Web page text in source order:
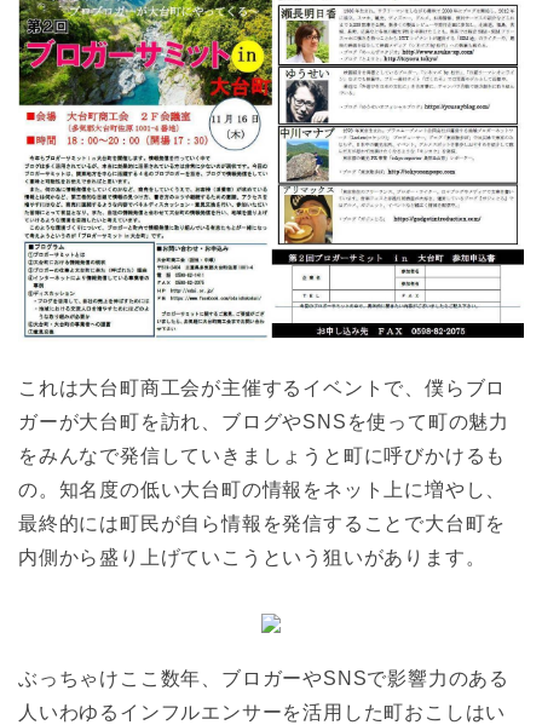
これは大台町商工会が主催するイベントで、僕らブロ
ガーが大台町を訪れ、ブログやSNSを使って町の魅力
をみんなで発信していきましょうと町に呼びかけるも
の。知名度の低い大台町の情報をネット上に増やし、
最終的には町民が自ら情報を発信することで大台町を
内側から盛り上げていこうという狙いがあります。
ぶっちゃけここ数年、ブロガーやSNSで影響力のある
人いわゆるインフルエンサーを活用した町おこしはい